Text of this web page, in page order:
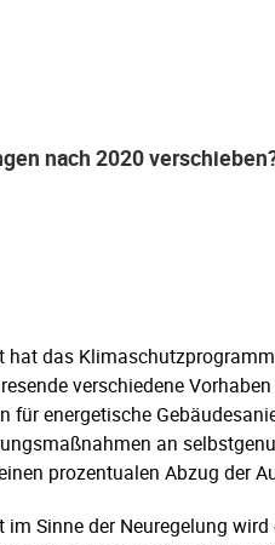
nach 2020
hat das
verschiedene
für energetische
an
prozentualen Abzug der
im Sinne der Neuregelung